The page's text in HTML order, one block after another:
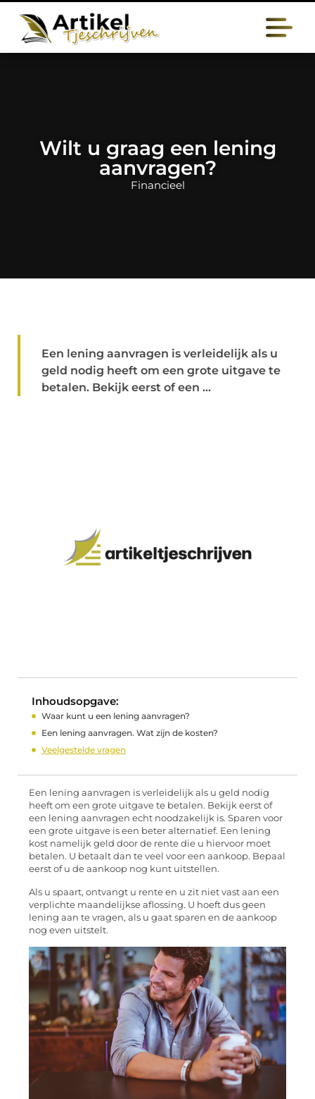
Wilt u graag een lening
aanvragen?
Financieel
Een lening aanvragen is verleidelijk als u
geld nodig heeft om een grote uitgave te
betalen. Bekijk eerst of een ...
Inhoudsopgave:
Waar kunt u een lening aanvragen?
Een lening aanvragen. Wat zijn de kosten?
Veelgestelde vragen
Een lening aanvragen is verleidelijk als u geld nodig
heeft om een grote uitgave te betalen. Bekijk eerst of
een lening aanvragen echt noodzakelijk is. Sparen voor
een grote uitgave is een beter alternatief. Een lening
kost namelijk geld door de rente die u hiervoor moet
betalen. U betaalt dan te veel voor een aankoop. Bepaal
eerst of u de aankoop nog kunt uitstellen.
Als u spaart, ontvangt u rente en u zit niet vast aan een
verplichte maandelijkse aflossing. U hoeft dus geen
lening aan te vragen, als u gaat sparen en de aankoop
nog even uitstelt.